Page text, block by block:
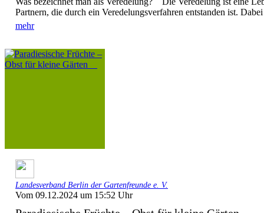
Partnern, die durch ein Veredelungsverfahren entstanden ist.
mehr
Landesverband Berlin der Gartenfreunde e. V.
Vom 09.12.2024 um 15:52 Uhr